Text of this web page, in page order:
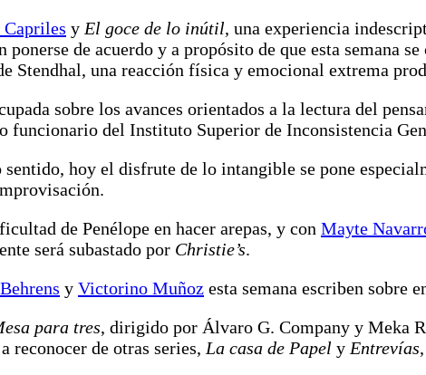
y El goce de lo inútil, una experiencia
ponerse de acuerdo y a propósito de que esta semana
Stendhal, una reacción física y emocional extrema
sobre los avances orientados a la lectura del
funcionario del Instituto Superior de Inconsistencia
sentido, hoy el disfrute de lo intangible se pone
de Penélope en hacer arepas, y con Mayte
será subastado por Christie’s.
y Victorino Muñoz esta semana escriben sobre
para tres, dirigido por Álvaro G. Company y Meka
reconocer de otras series, La casa de Papel y Entrevías